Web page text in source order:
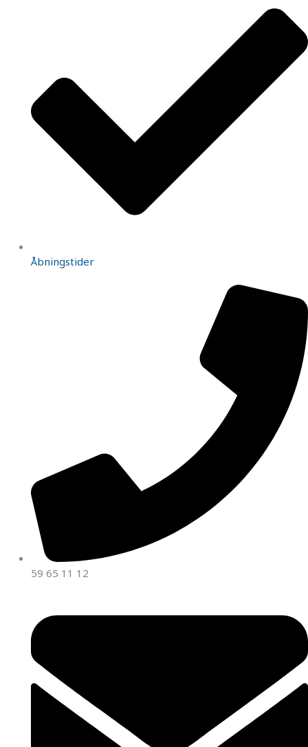
Åbningstider
59 65 11 12